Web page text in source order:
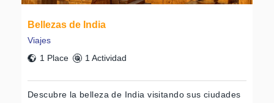
Bellezas de India
Viajes
1 Place
1 Actividad
Descubre la belleza de India visitando sus ciudades